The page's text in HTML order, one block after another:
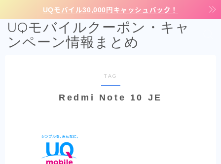
UQモバイル30,000円キャッシュバック！
UQモバイルクーポン・キャ
ンペーン情報まとめ
TAG
Redmi Note 10 JE